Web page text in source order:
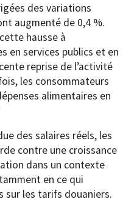
des variations
augmenté de 0,4 %.
hausse à
en services publics et en
reprise de l’activité
les consommateurs
alimentaires en
des salaires réels, les
contre une croissance
dans un contexte
en ce qui
sur les tarifs douaniers.